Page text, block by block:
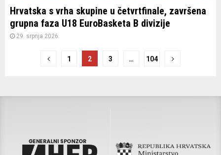
Hrvatska s vrha skupine u četvrtfinale, završena
grupna faza U18 EuroBasketa B divizije
29. srpnja 2026.
Brojevi
objava
1 2 3 … 104